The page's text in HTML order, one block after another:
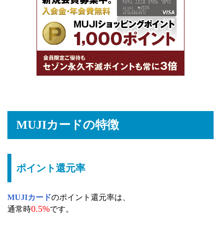
MUJIカードの特徴
ポイント還元率
MUJIカードのポイント還元率は、
通常時0.5%です。